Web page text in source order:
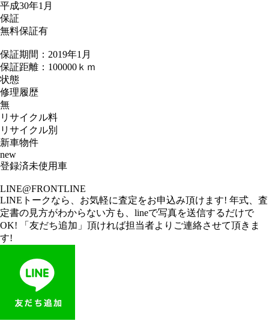
平成30年1月
保証
無料保証有
保証期間：2019年1月
保証距離：100000ｋｍ
状態
修理履歴
無
リサイクル料
リサイクル別
新車物件
new
登録済未使用車
LINE@FRONTLINE
LINEトークなら、お気軽に査定をお申込み頂けます! 年式、査
定書の見方がわからない方も、lineで写真を送信するだけで
OK! 「友だち追加」頂ければ担当者よりご連絡させて頂きま
す!